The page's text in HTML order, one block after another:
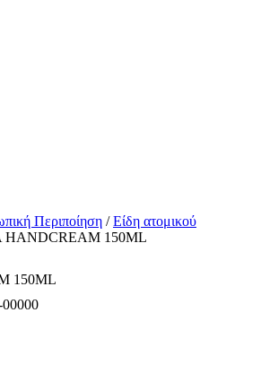
Περιποίηση /Είδη ατομικού
HANDCREAM 150ML
150ML